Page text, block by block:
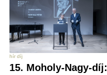
hír díj
15. Moholy-Nagy-díj: